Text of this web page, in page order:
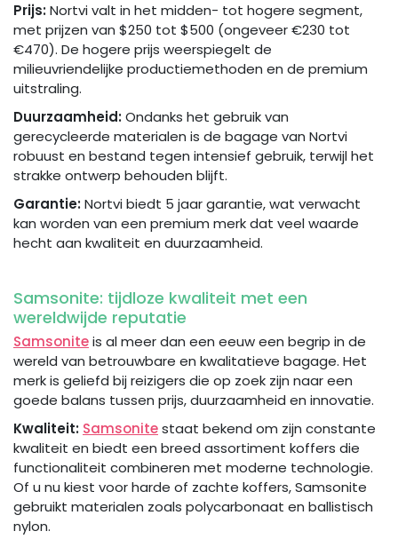
Prijs:Nortvi valt in het midden- tot hogere segment,
met prijzen van $250 tot $500 (ongeveer €230 tot
€470). De hogere prijs weerspiegelt de
milieuvriendelijke productiemethoden en de premium
uitstraling.
Duurzaamheid:Ondanks het gebruik van
gerecycleerde materialen is de bagage van Nortvi
robuust en bestand tegen intensief gebruik, terwijl het
strakke ontwerp behouden blijft.
Garantie:Nortvi biedt 5 jaar garantie, wat verwacht
kan worden van een premium merk dat veel waarde
hecht aan kwaliteit en duurzaamheid.
Samsonite: tijdloze kwaliteit met een
wereldwijde reputatie
Samsoniteis al meer dan een eeuw een begrip in de
wereld van betrouwbare en kwalitatieve bagage. Het
merk is geliefd bij reizigers die op zoek zijn naar een
goede balans tussen prijs, duurzaamheid en innovatie.
Kwaliteit: Samsonitestaat bekend om zijn constante
kwaliteit en biedt een breed assortiment koffers die
functionaliteit combineren met moderne technologie.
Of u nu kiest voor harde of zachte koffers, Samsonite
gebruikt materialen zoals polycarbonaat en ballistisch
nylon.